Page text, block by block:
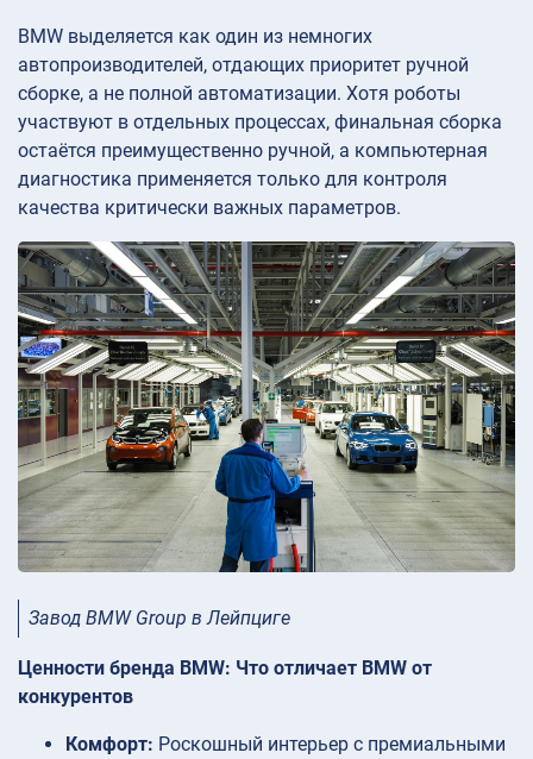
BMW выделяется как один из немногих
автопроизводителей, отдающих приоритет ручной
сборке, а не полной автоматизации. Хотя роботы
участвуют в отдельных процессах, финальная сборка
остаётся преимущественно ручной, а компьютерная
диагностика применяется только для контроля
качества критически важных параметров.
Завод BMW Group в Лейпциге
Ценности бренда BMW: Что отличает BMW от
конкурентов
Комфорт: Роскошный интерьер с премиальными